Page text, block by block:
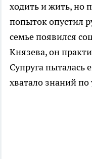
ходить и жить, но
попыток опустил
семье появился
Князева, он
Супруга пыталась
хватало знаний по